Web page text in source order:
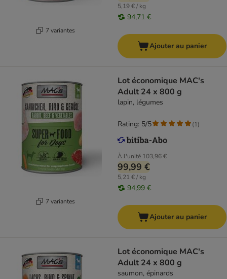
7 variantes
5,19 € / kg
94,71 €
Ajouter au panier
7 variantes
Lot économique MAC's
Adult 24 x 800 g
lapin, légumes
À l'unité 103,96 €
99,99 €
5,21 € / kg
94,99 €
Rating: 5/5 (1)
Ajouter au panier
Lot économique MAC's
Adult 24 x 800 g
saumon, épinards